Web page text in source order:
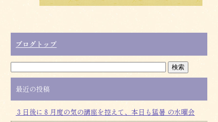
o
k
ブログトップ
最近の投稿
３日後に８月度の気の講座を控えて、本日も猛暑 の水曜会